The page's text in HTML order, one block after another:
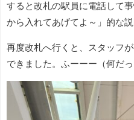
すると改札の駅員に電話して
から入れてあげてよ～」的な
再度改札へ行くと、スタッフ
できました。ふーーー（何だっ